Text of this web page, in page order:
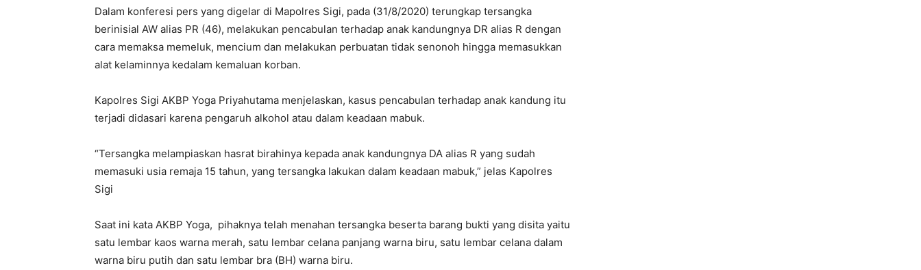
Dalam konferesi pers yang digelar di Mapolres Sigi, pada (31/8/2020) terungkap tersangka
berinisial AW alias PR (46), melakukan pencabulan terhadap anak kandungnya DR alias R dengan
cara memaksa memeluk, mencium dan melakukan perbuatan tidak senonoh hingga memasukkan
alat kelaminnya kedalam kemaluan korban.
Kapolres Sigi AKBP Yoga Priyahutama menjelaskan, kasus pencabulan terhadap anak kandung itu
terjadi didasari karena pengaruh alkohol atau dalam keadaan mabuk.
“Tersangka melampiaskan hasrat birahinya kepada anak kandungnya DA alias R yang sudah
memasuki usia remaja 15 tahun, yang tersangka lakukan dalam keadaan mabuk,” jelas Kapolres
Sigi
Saat ini kata AKBP Yoga, pihaknya telah menahan tersangka beserta barang bukti yang disita yaitu
satu lembar kaos warna merah, satu lembar celana panjang warna biru, satu lembar celana dalam
warna biru putih dan satu lembar bra (BH) warna biru.